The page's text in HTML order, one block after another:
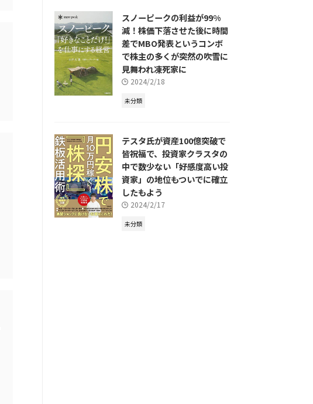
スノーピークの利益が99%
減！株価下落させた後に時間
差でMBO発表というコンボ
で株主の多くが突然の吹雪に
見舞われ凍死家に
2024/2/18
未分類
テスタ氏が資産100億突破で
皆祝福で、投資家クラスタの
中で数少ない「好感度高い投
資家」の地位もついでに確立
したもよう
2024/2/17
未分類